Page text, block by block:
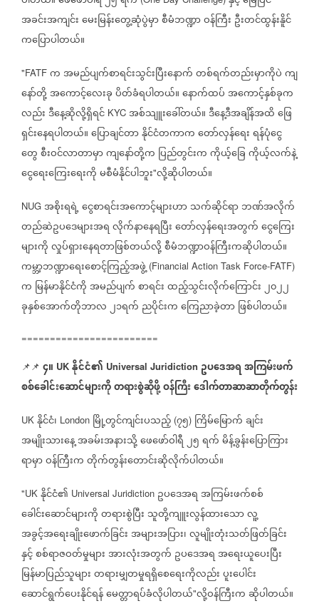
အခင်းအကျင်းမေးမြန်းတွေ့ဆုံပွဲမှာစီမံဘဏ္ဍာဝန်ကြီး ဦးတင်ထွန်းနိူင်
ကပြောပါတယ်။
"FATF ကအမည်ပျက်စာရင်းသွင်းပြီးနောက်တစ်ရက်တည်းမှာကိုပဲကျ
နော်တို့အကောင့်လေးခုပိတ်ခံရပါတယ်။နောက်ထပ်အကောင့်နှစ်ခုက
လည်းဒီနေ့ဆိုလို့ရှိရင် KYC အစ်သျူးခေါ်တယ်။ဒီနေ့ဒီအချိန်အထိဖြေ
ရှင်းနေရပါတယ်။ပြောချင်တာနိုင်ငံတကာကတော်လှန်ရေးရန်ပုံငွေ
တွေစီးဝင်လာတာမှာကျနော်တို့က ပြည်တွင်းကကိုယ့်ခြေကိုယ့်လက်နဲ့
ငွေရေးကြေးရေးကိုမစီမံနိုင်ပါဘူး"လို့ဆိုပါတယ်။
NUG အစိုးရရဲ့ငွေစာရင်းအကောင့်များဟာသက်ဆိုင်ရာဘဏ်အလိုက်
တည်ဆဲဥပဒေများအရလိုက်နာနေရပြီးတော်လှန်ရေးအတွက်ငွေကြေး
များကိုလှုပ်ရှားနေရတာဖြစ်တယ်လို့စီမံဘဏ္ဍာဝန်ကြီးကဆိုပါတယ်။
ကမ္ဘာ့ဘဏ္ဍာရေးစောင့်ကြည့်အဖွဲ့ (Financial Action Task Force-FATF)
က မြန်မာနိုင်ငံကိုအမည်ပျက်စာရင်းထည့်သွင်းလိုက်‌ကြောင်း၂၀၂၂
ခုနှစ်အောက်တိုဘာလ၂၁ရက် ညပိုင်းကကြေညာခဲ့တာဖြစ်ပါတယ်။
========================
📌📌 ၄။ UK နိုင်ငံ၏ Universal Juridiction ဥပဒေအရအကြမ်းဖက်
စစ်ခေါင်းဆောင်များကိုတရားစွဲဆိုဖို့ဝန်ကြီးဒေါက်တာဆာဆာတိုက်တွန်း
UK နိုင်ငံ၊ London မြို့တွင်ကျင်းပသည့် (၇၅) ကြိမ်မြောက်ချင်း
အမျိုးသားနေ့အခမ်းအနားသို့ဖေဖော်ဝါရီ၂၅ရက်မိန့်ခွန်းပြောကြား
ရာမှာဝန်ကြီးကတိုက်တွန်းတောင်းဆိုလိုက်ပါတယ်။
"UK နိုင်ငံ၏ Universal Juridiction ဥပဒေအရအကြမ်းဖက်စစ်
ခေါင်းဆောင်များကိုတရားစွဲပြီး သူတို့ကျူးလွန်ထားသောလူ့
အခွင့်အရေးချိုးဖောက်ခြင်းအများအပြား၊လူမျိုးတုံးသတ်ဖြတ်ခြင်း
နှင့်စစ်ရာဇဝတ်မှုများအားလုံးအတွက် ဥပဒေအရအရေးယူပေးပြီး
မြန်မာပြည်သူများတရားမျှတမှုရရှိစေရေးကိုလည်းပူးပေါင်း
ဆောင်ရွက်ပေးနိုင်ရန်မေတ္တာရပ်ခံလိုပါတယ်"လို့ဝန်ကြီးကဆိုပါတယ်။